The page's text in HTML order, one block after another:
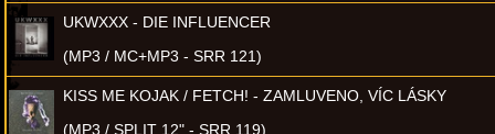
UKWXXX - DIE INFLUENCER
(MP3 / MC+MP3 - SRR 121)
KISS ME KOJAK / FETCH! - ZAMLUVENO, VÍC LÁSKY
(MP3 / SPLIT 12" - SRR 119)